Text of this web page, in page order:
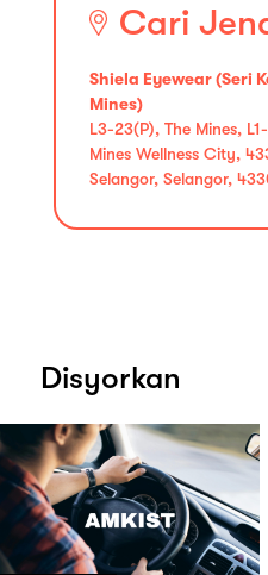
Cari
Shiela Eyewear (Seri
Mines)
L3-23(P), The Mines,
Mines Wellness City,
Selangor, Selangor,
Disyorkan